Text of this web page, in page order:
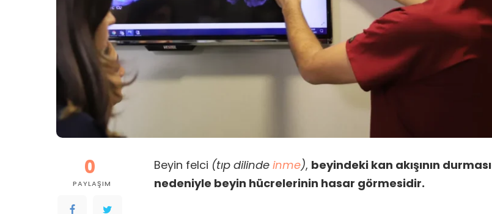
0
PAYLAŞIM
Beyin felci (tıp dilinde inme), beyindeki kan akışının durması
nedeniyle beyin hücrelerinin hasar görmesidir.